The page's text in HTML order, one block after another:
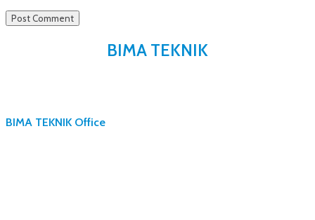
BIMA TEKNIK
BIMA TEKNIK Office